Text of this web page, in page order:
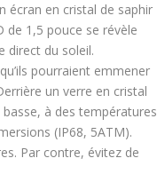
écran en cristal de saphir
de 1,5 pouce se révèle
direct du soleil.
pourraient emmener
un verre en cristal
à des températures
(IP68, 5ATM).
Par contre, évitez de